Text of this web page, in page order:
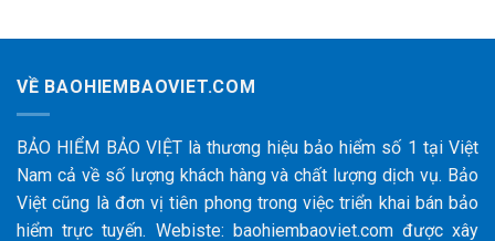
VỀ BAOHIEMBAOVIET.COM
BẢO HIỂM BẢO VIỆT là thương hiệu bảo hiểm số 1 tại Việt
Nam cả về số lượng khách hàng và chất lượng dịch vụ. Bảo
Việt cũng là đơn vị tiên phong trong việc triển khai bán bảo
hiểm trực tuyến. Webiste: baohiembaoviet.com được xây